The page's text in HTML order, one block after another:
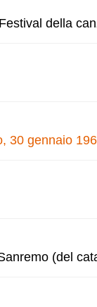
della
30 gennaio
(del